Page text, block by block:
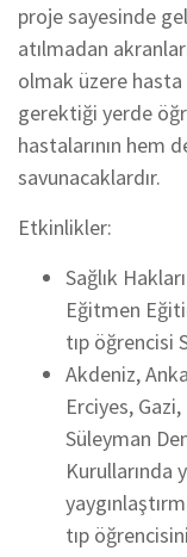
proje sayesinde
atılmadan
olmak üzere hasta
gerektiği yerde
hastalarının hem
savunacaklardır.
Etkinlikler:
Sağlık
Eğitmen
tıp öğrencisi
Akdeniz,
Erciyes,
Süleyman
Kurullarında
tıp